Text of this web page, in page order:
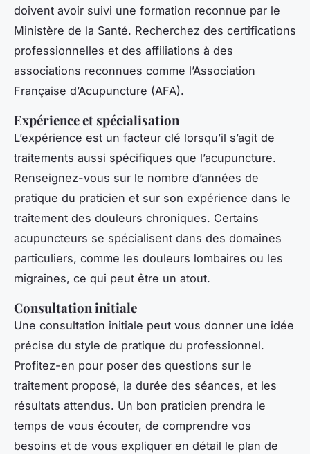
doivent avoir suivi une formation reconnue par le
Ministère de la Santé. Recherchez des certifications
professionnelles et des affiliations à des
associations reconnues comme l’Association
Française d’Acupuncture (AFA).
Expérience et spécialisation
L’expérience est un facteur clé lorsqu’il s’agit de
traitements aussi spécifiques que l’acupuncture.
Renseignez-vous sur le nombre d’années de
pratique du praticien et sur son expérience dans le
traitement des douleurs chroniques. Certains
acupuncteurs se spécialisent dans des domaines
particuliers, comme les douleurs lombaires ou les
migraines, ce qui peut être un atout.
Consultation initiale
Une consultation initiale peut vous donner une idée
précise du style de pratique du professionnel.
Profitez-en pour poser des questions sur le
traitement proposé, la durée des séances, et les
résultats attendus. Un bon praticien prendra le
temps de vous écouter, de comprendre vos
besoins et de vous expliquer en détail le plan de